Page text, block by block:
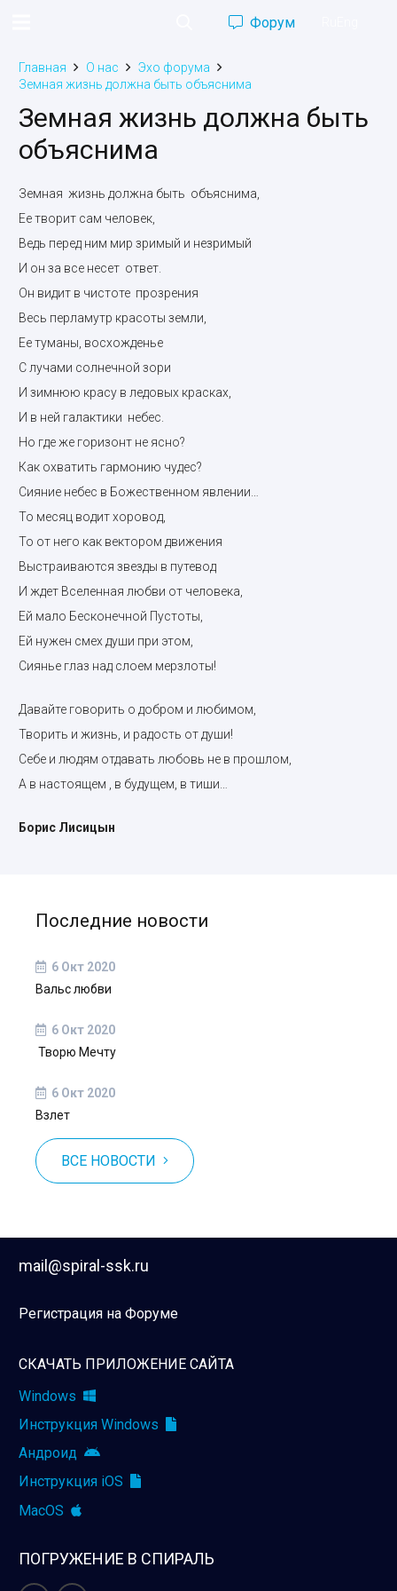
Форум
Главная О нас
Эхо форума
Земная жизнь должна быть объяснима
Земная жизнь должна быть
объяснима
Земная жизнь должна быть объяснима,
Ее творит сам человек,
Ведь перед ним мир зримый и незримый
И он за все несет ответ.
Он видит в чистоте прозрения
Весь перламутр красоты земли,
Ее туманы, восхожденье
С лучами солнечной зори
И зимнюю красу в ледовых красках,
И в ней галактики небес.
Но где же горизонт не ясно?
Как охватить гармонию чудес?
Сияние небес в Божественном явлении…
То месяц водит хоровод,
То от него как вектором движения
Выстраиваются звезды в путевод
И ждет Вселенная любви от человека,
Ей мало Бесконечной Пустоты,
Ей нужен смех души при этом,
Сиянье глаз над слоем мерзлоты!
Давайте говорить о добром и любимом,
Творить и жизнь, и радость от души!
Себе и людям отдавать любовь не в прошлом,
А в настоящем , в будущем, в тиши…
Борис Лисицын
Последние новости
6 Окт 2020
Вальс любви
6 Окт 2020
Творю Мечту
6 Окт 2020
Взлет
ВСЕ НОВОСТИ
mail@spiral-ssk.ru
Регистрация на Форуме
СКАЧАТЬ ПРИЛОЖЕНИЕ САЙТА
Windows
Инструкция Windows
Андроид
Инструкция iOS
MacOS
ПОГРУЖЕНИЕ В СПИРАЛЬ